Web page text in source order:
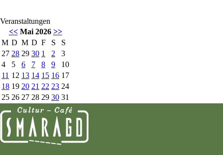
Veranstaltungen
<<Mai 2026 >>
M D M D F S
S
27 28 29 30 1 2
3
4
5 6 7 8 9
10
11 12 13 14 15 16 17
18 19 20 21 22 23 24
25 26 27 28 29 30 31